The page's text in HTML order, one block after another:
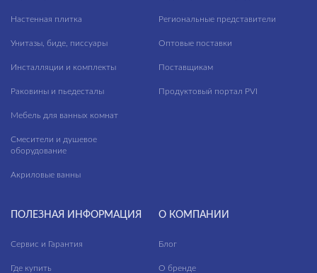
Настенная плитка
Унитазы, биде, писсуары
Инсталляции и комплекты
Раковины и пьедесталы
Мебель для ванных комнат
Смесители и душевое
оборудование
Акриловые ванны
Региональные представители
Оптовые поставки
Поставщикам
Продуктовый портал PVI
ПОЛЕЗНАЯ ИНФОРМАЦИЯ
Сервис и Гарантия
Где купить
О КОМПАНИИ
Блог
О бренде